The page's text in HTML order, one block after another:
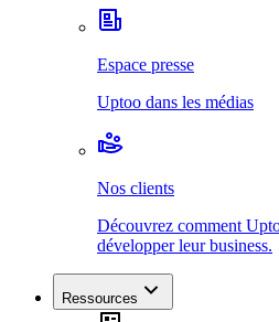
Espace presse
Uptoo dans les médias
Nos clients
Découvrez comment
développer leur business.
Ressources